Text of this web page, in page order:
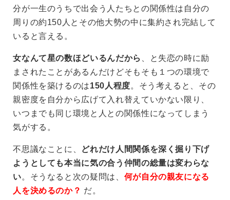
分が一生のうちで出会う人たちとの関係性は自分の
周りの約150人とその他大勢の中に集約され完結して
いると言える。
女なんて星の数ほどいるんだから
、と失恋の時に励
まされたことがあるんだけどそもそも１つの環境で
関係性を築けるのは150人程度。そう考えると、その
親密度を自分から広げて入れ替えていかない限り、
いつまでも同じ環境と人との関係性になってしまう
気がする。
不思議なことに、 どれだけ人間関係を深く掘り下げ
ようとしても本当に気の合う仲間の総量は変わらな
い。そうなると次の疑問は、 何が自分の親友になる
人を決めるのか？ だ。